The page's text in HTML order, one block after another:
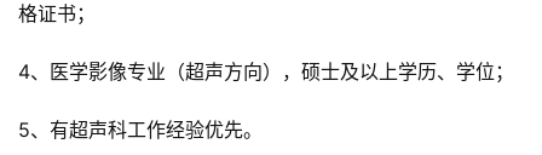
格证书；
4、医学影像专业（超声方向），硕士及以上学历、学位；
5、有超声科工作经验优先。